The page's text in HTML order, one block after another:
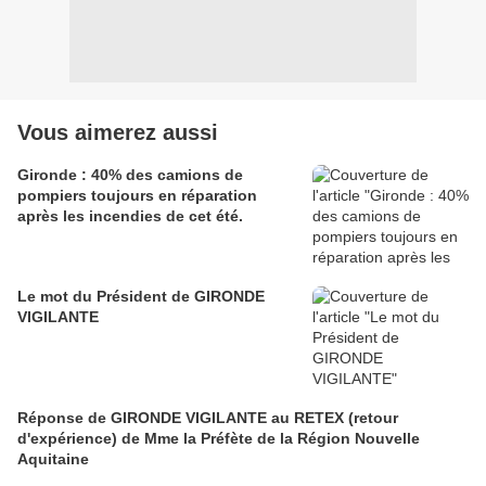
Vous aimerez aussi
Gironde : 40% des camions de
pompiers toujours en réparation
après les incendies de cet été.
Le mot du Président de GIRONDE
VIGILANTE
Réponse de GIRONDE VIGILANTE au RETEX (retour
d'expérience) de Mme la Préfète de la Région Nouvelle
Aquitaine